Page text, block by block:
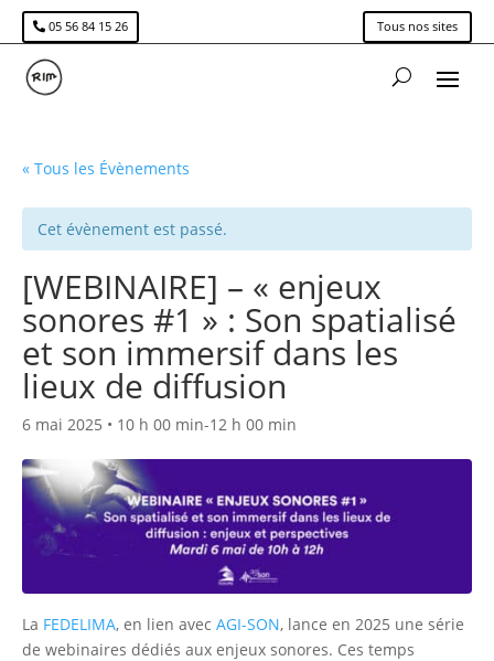
05 56 84 15 26 Tous nos sites
« Tous les Évènements
Cet évènement est passé.
[WEBINAIRE] – « enjeux
sonores #1 » : Son spatialisé
et son immersif dans les
lieux de diffusion
6 mai 2025 • 10 h 00 min-12 h 00 min
La FEDELIMA, en lien avec AGI-SON, lance en 2025 une série
de webinaires dédiés aux enjeux sonores. Ces temps